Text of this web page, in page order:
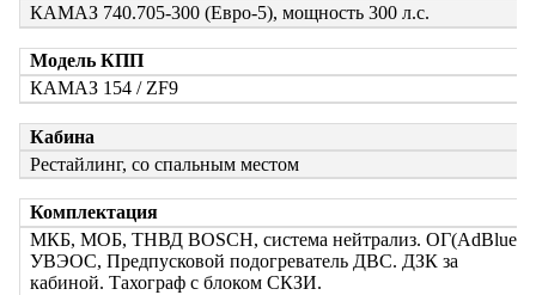
КАМАЗ 740.705-300 (Евро-5), мощность 300 л.с.
Модель КПП
КАМАЗ 154 / ZF9
Кабина
Рестайлинг, со спальным местом
Комплектация
МКБ, МОБ, ТНВД BOSCH, система нейтрализ. ОГ(AdBlue),
УВЭОС, Предпусковой подогреватель ДВС. ДЗК за
кабиной. Тахограф с блоком СКЗИ.